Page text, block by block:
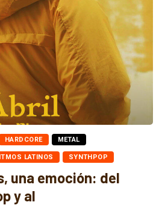
HARDCORE METAL
LATINOS SYNTHPOP
una emoción: del
y al